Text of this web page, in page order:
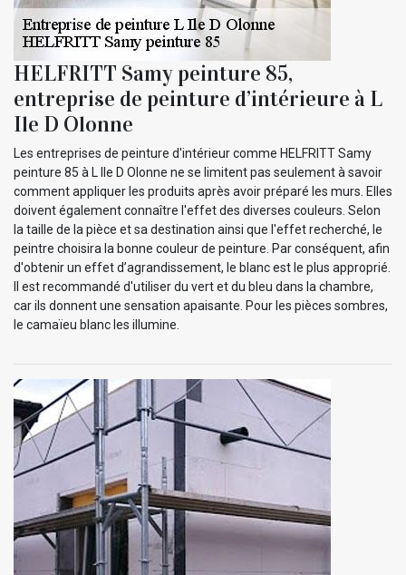
HELFRITT Samy peinture 85,
entreprise de peinture d’intérieure à L
Ile D Olonne
Les entreprises de peinture d'intérieur comme HELFRITT Samy
peinture 85 à L Ile D Olonne ne se limitent pas seulement à savoir
comment appliquer les produits après avoir préparé les murs. Elles
doivent également connaître l'effet des diverses couleurs. Selon
la taille de la pièce et sa destination ainsi que l'effet recherché, le
peintre choisira la bonne couleur de peinture. Par conséquent, afin
d'obtenir un effet d’agrandissement, le blanc est le plus approprié.
Il est recommandé d'utiliser du vert et du bleu dans la chambre,
car ils donnent une sensation apaisante. Pour les pièces sombres,
le camaïeu blanc les illumine.